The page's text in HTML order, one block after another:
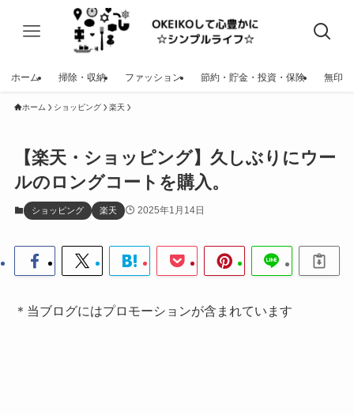
ホーム 掃除・収納 ファッション 節約・貯金・投資・保険 無印
ホーム ショッピング 楽天
【楽天・ショッピング】久しぶりにウー
ルのロングコートを購入。
ショッピング 楽天 2025年1月14日
＊当ブログにはプロモーションが含まれています